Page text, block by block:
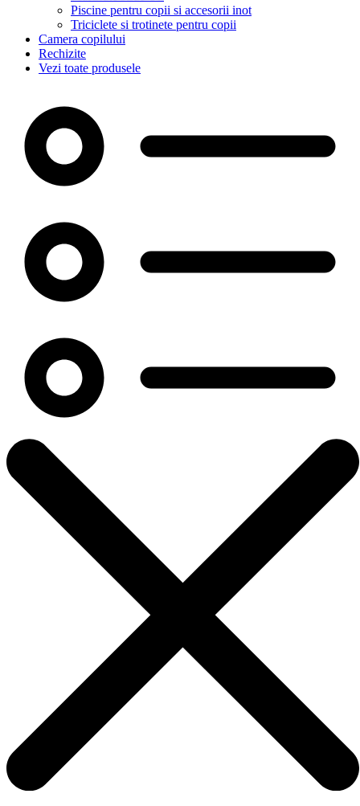
Piscine pentru copii si accesorii inot
Triciclete si trotinete pentru copii
Camera copilului
Rechizite
Vezi toate produsele